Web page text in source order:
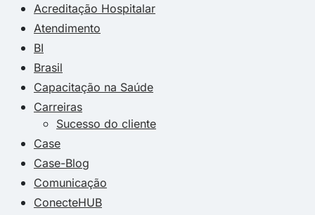
Acreditação Hospitalar
Atendimento
BI
Brasil
Capacitação na Saúde
Carreiras
Sucesso do cliente
Case
Case-Blog
Comunicação
ConecteHUB